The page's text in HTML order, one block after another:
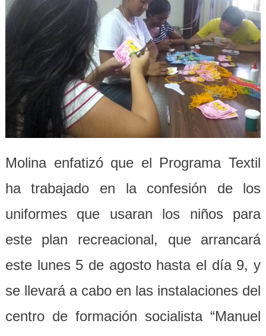
Molina enfatizó que el Programa Textil
ha trabajado en la confesión de los
uniformes que usaran los niños para
este plan recreacional, que arrancará
este lunes 5 de agosto hasta el día 9, y
se llevará a cabo en las instalaciones del
centro de formación socialista “Manuel